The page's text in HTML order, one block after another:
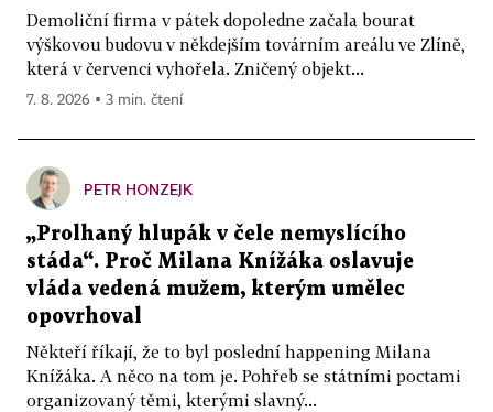
Demoliční firma v pátek dopoledne začala bourat
výškovou budovu v někdejším továrním areálu ve Zlíně,
která v červenci vyhořela. Zničený objekt...
7. 8. 2026 ▪ 3 min. čtení
PETR HONZEJK
„Prolhaný hlupák v čele nemyslícího
stáda“. Proč Milana Knížáka oslavuje
vláda vedená mužem, kterým umělec
opovrhoval
Někteří říkají, že to byl poslední happening Milana
Knížáka. A něco na tom je. Pohřeb se státními poctami
organizovaný těmi, kterými slavný...